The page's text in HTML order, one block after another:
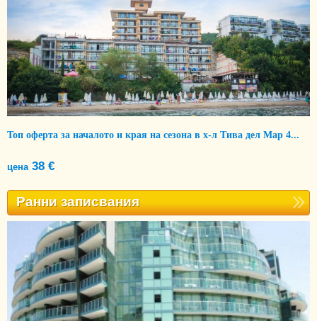
Топ оферта за началото и края на сезона в х-л Тива дел Мар 4...
цена38 €
Ранни записвания